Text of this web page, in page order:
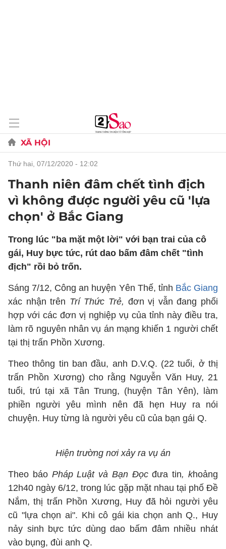
XÃ HỘI
thứ hai, 07/12/2020 - 12:02
Thanh niên đâm chết tình địch
vì không được người yêu cũ 'lựa
chọn' ở Bắc Giang
Trong lúc "ba mặt một lời" với bạn trai của cô
gái, Huy bực tức, rút dao bấm đâm chết "tình
địch" rồi bỏ trốn.
Sáng 7/12, Công an huyện Yên Thế, tỉnh Bắc Giang
xác nhận trên Trí Thức Trẻ, đơn vị vẫn đang phối
hợp với các đơn vị nghiệp vụ của tỉnh này điều tra,
làm rõ nguyên nhân vụ án mạng khiến 1 người chết
tại thị trấn Phồn Xương.
Theo thông tin ban đầu, anh D.V.Q. (22 tuổi, ở thị
trấn Phồn Xương) cho rằng Nguyễn Văn Huy, 21
tuổi, trú tại xã Tân Trung, (huyện Tân Yên), làm
phiền người yêu mình nên đã hẹn Huy ra nói
chuyện. Huy từng là người yêu cũ của bạn gái Q.
Hiện trường nơi xảy ra vụ án
Theo báo Pháp Luật và Bạn Đọcđưa tin, khoảng
12h40 ngày 6/12, trong lúc gặp mặt nhau tại phố Đề
Nắm, thị trấn Phồn Xương, Huy đã hỏi người yêu
cũ "lựa chọn ai". Khi cô gái kia chọn anh Q., Huy
nảy sinh bực tức dùng dao bấm đâm nhiều nhát
vào bụng, đùi anh Q.